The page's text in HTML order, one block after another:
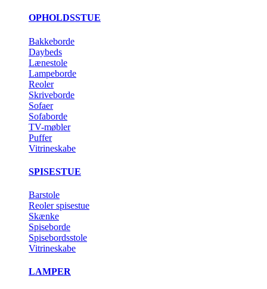
OPHOLDSSTUE
Bakkeborde
Daybeds
Lænestole
Lampeborde
Reoler
Skriveborde
Sofaer
Sofaborde
TV-møbler
Puffer
Vitrineskabe
SPISESTUE
Barstole
Reoler spisestue
Skænke
Spiseborde
Spisebordsstole
Vitrineskabe
LAMPER